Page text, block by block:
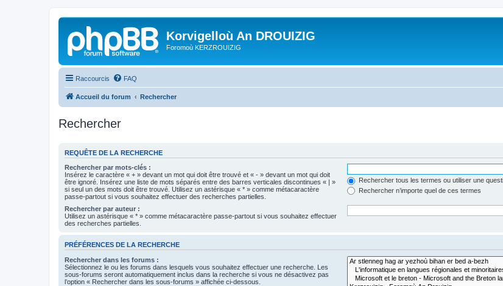
Korvigelloù An DROUIZIG
Foromoù KERZROUIZIG
Raccourcis FAQ
Accueil du forum Rechercher
Rechercher
REQUÊTE DE LA RECHERCHE
Rechercher par mots-clés :
Insérez le caractère « + » devant un mot qui doit être trouvé et « - » devant un mot qui doit
être ignoré. Insérez une liste de mots séparés entre des barres verticales discontinues « | »
si seul un des mots doit être trouvé. Utilisez un astérisque « * » comme métacaractère
passe-partout si vous souhaitez effectuer des recherches partielles.
Rechercher tous les termes ou utiliser une
Rechercher n’importe quel de ces termes
Rechercher par auteur :
Utilisez un astérisque « * » comme métacaractère passe-partout si vous souhaitez effectuer
des recherches partielles.
PRÉFÉRENCES DE LA RECHERCHE
Rechercher dans les forums :
Sélectionnez le ou les forums dans lesquels vous souhaitez effectuer une recherche. Les
sous-forums seront automatiquement inclus dans la recherche si vous ne désactivez pas
l’option « Rechercher dans les sous-forums » affichée ci-dessous.